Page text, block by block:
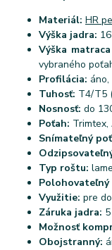
Materiál: HR
Výška jadra:
Výška
vybraného
Profilácia:
Tuhosť: T4/T5
Nosnosť: do
Poťah:
Snímateľný
Typ roštu:
Využitie: pre
Záruka jadra:
Možnosť
Obojstranný: